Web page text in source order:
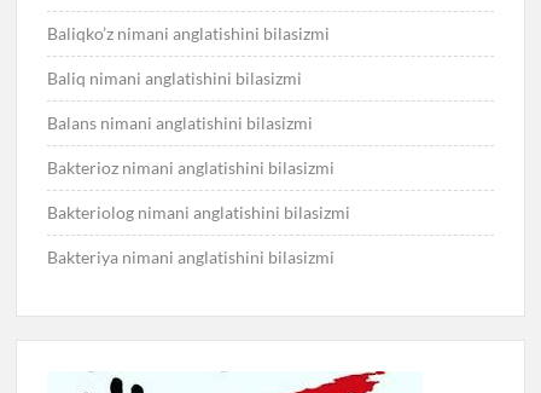
Baliqko’z nimani anglatishini bilasizmi
Baliq nimani anglatishini bilasizmi
Balans nimani anglatishini bilasizmi
Bakterioz nimani anglatishini bilasizmi
Bakteriolog nimani anglatishini bilasizmi
Bakteriya nimani anglatishini bilasizmi